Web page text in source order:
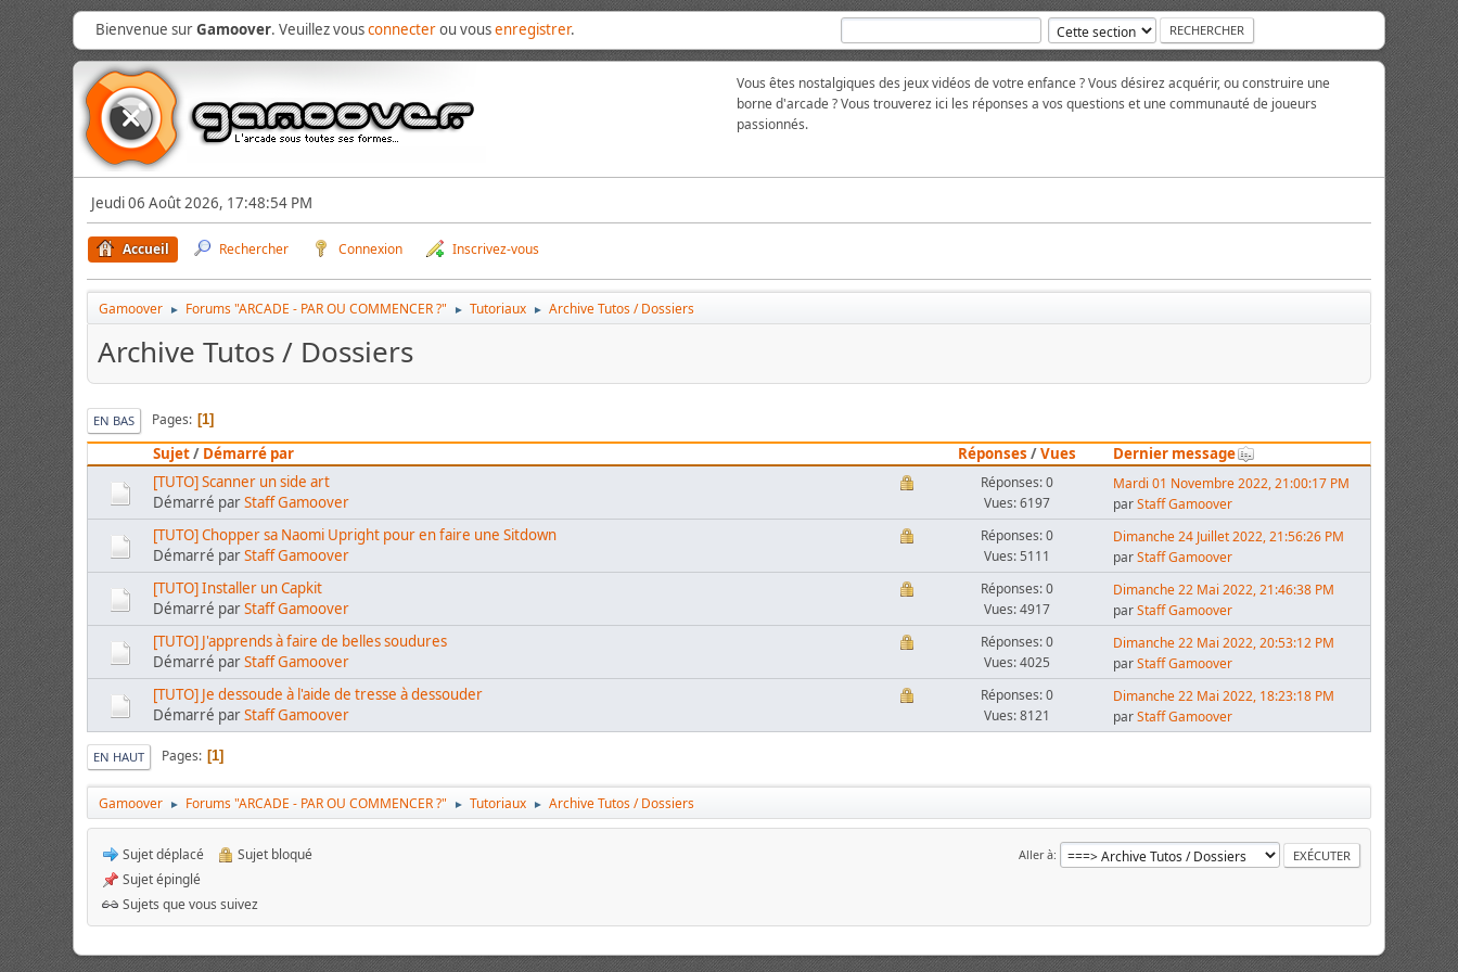
Bienvenue surGamoover. Veuillez vousconnecterou vousenregistrer.
Vous êtes nostalgiques des jeux vidéos de votre enfance ? Vous désirez acquérir, ou construire une
borne d'arcade ? Vous trouverez ici les réponses a vos questions et une communauté de joueurs
passionnés.
Jeudi 06 Août 2026, 17:48:54 PM
Accueil Rechercher Connexion Inscrivez-vous
Gamoover ► Forums "ARCADE - PAR OU COMMENCER ?" ► Tutoriaux ► Archive Tutos / Dossiers
Archive Tutos / Dossiers
EN BAS Pages 1
Sujet/ Démarré par Réponses /Vues
Dernier message
[TUTO] Scanner un side art
Démarré parStaff Gamoover
Réponses: 0
Vues: 6197
Mardi 01 Novembre 2022, 21:00:17 PM
parStaff Gamoover
[TUTO] Chopper sa Naomi Upright pour en faire une Sitdown
Démarré parStaff Gamoover
Réponses: 0
Vues: 5111
Dimanche 24 Juillet 2022, 21:56:26 PM
parStaff Gamoover
[TUTO] Installer un Capkit
Démarré parStaff Gamoover
Réponses: 0
Vues: 4917
Dimanche 22 Mai 2022, 21:46:38 PM
parStaff Gamoover
[TUTO] J'apprends à faire de belles soudures
Démarré parStaff Gamoover
Réponses: 0
Vues: 4025
Dimanche 22 Mai 2022, 20:53:12 PM
parStaff Gamoover
[TUTO] Je dessoude à l'aide de tresse à dessouder
Démarré parStaff Gamoover
Réponses: 0
Vues: 8121
Dimanche 22 Mai 2022, 18:23:18 PM
parStaff Gamoover
EN HAUT Pages 1
Gamoover ► Forums "ARCADE - PAR OU COMMENCER ?" ► Tutoriaux ► Archive Tutos / Dossiers
Aller à
Sujet déplacé
Sujet bloqué
Sujet épinglé
Sujets que vous suivez